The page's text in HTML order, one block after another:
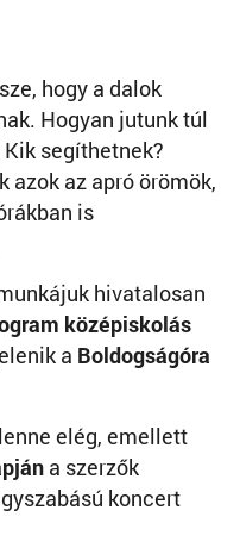
hogy a dalok
Hogyan jutunk túl
segíthetnek?
azok az apró örömök,
is
hivatalosan
középiskolás
a Boldogságóra
elég, emellett
a szerzők
koncert